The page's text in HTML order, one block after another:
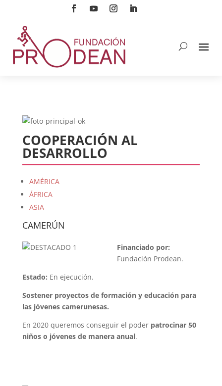
COOPERACIÓN AL
DESARROLLO
AMÉRICA
ÁFRICA
ASIA
CAMERÚN
Financiado por:
Fundación Prodean.
Estado: En ejecución.
Sostener proyectos de formación y educación para
las jóvenes camerunesas.
En 2020 queremos conseguir el poder patrocinar 50
niños o jóvenes de manera anual.